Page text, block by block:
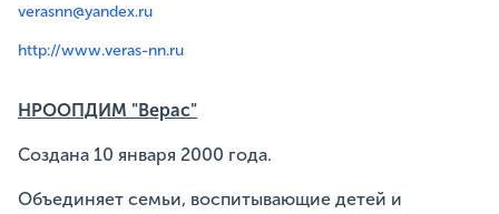
verasnn@yandex.ru
http://www.veras-nn.ru
НРООПДИМ "Верас"
Создана 10 января 2000 года.
Объединяет семьи, воспитывающие детей и